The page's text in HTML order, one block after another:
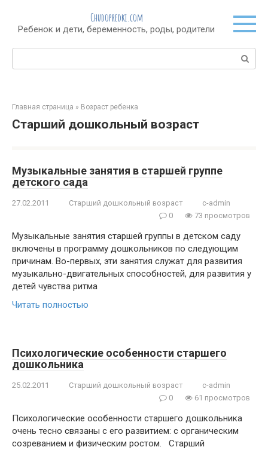
контенту
Chudopredki.com
Ребенок и дети, беременность, роды, родители
Поиск:
Главная страница » Возраст ребенка
Старший дошкольный возраст
Музыкальные занятия в старшей группе
детского сада
27.02.2011 Старший дошкольный возраст
c-admin
0
73 просмотров
Музыкальные занятия старшей группы в детском саду
включены в программу дошкольников по следующим
причинам. Во-первых, эти занятия служат для развития
музыкально-двигательных способностей, для развития у
детей чувства ритма
Читать полностью
Психологические особенности старшего
дошкольника
25.02.2011 Старший дошкольный возраст
c-admin
0
61 просмотров
Психологические особенности старшего дошкольника
очень тесно связаны с его развитием: с органическим
созреванием и физическим ростом. Старший